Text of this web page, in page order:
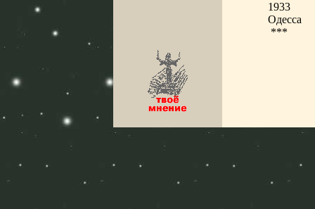
1933
Одесса
***